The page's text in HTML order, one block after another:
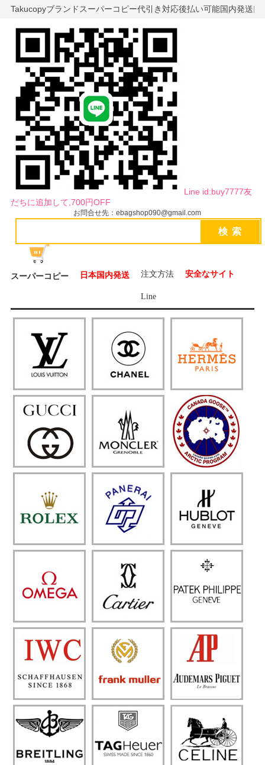
Takucopyブランドスーパーコピー代引き対応後払い可能国内発送
Line id:buy7777友
だちに追加して,700円OFF
お問合せ先：ebagshop090@gmail.com
スーパーコピー 日本国内発送 注文方法 安全なサイト
Line